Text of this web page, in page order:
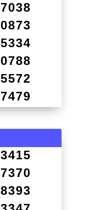
7038
0873
5334
0788
5572
7479
3415
7370
8393